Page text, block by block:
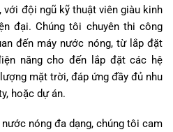
với đội ngũ kỹ thuật viên giàu kinh
đại. Chúng tôi chuyên thi công
đến máy nước nóng, từ lắp đặt
năng cho đến lắp đặt các hệ
mặt trời, đáp ứng đầy đủ nhu
hoặc dự án.
nóng đa dạng, chúng tôi cam